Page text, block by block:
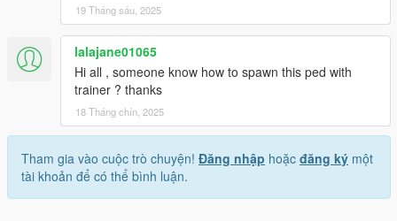
19 Tháng sáu, 2025
lalajane01065
Hi all , someone know how to spawn this ped with
trainer ? thanks
18 Tháng chín, 2025
Tham gia vào cuộc trò chuyện! Đăng nhập hoặc đăng ký một
tài khoản để có thể bình luận.